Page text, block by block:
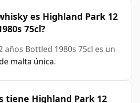
es Highland Park 12
75cl?
años Bottled 1980s 75cl es un
malta única.
tiene Highland Park 12